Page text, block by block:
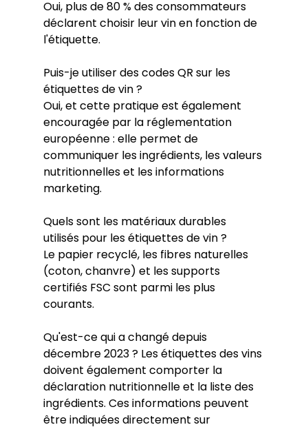
Oui, plus de 80 % des consommateurs
déclarent choisir leur vin en fonction de
l'étiquette.
Puis-je utiliser des codes QR sur les
étiquettes de vin ?
Oui, et cette pratique est également
encouragée par la réglementation
européenne : elle permet de
communiquer les ingrédients, les valeurs
nutritionnelles et les informations
marketing.
Quels sont les matériaux durables
utilisés pour les étiquettes de vin ?
Le papier recyclé, les fibres naturelles
(coton, chanvre) et les supports
certifiés FSC sont parmi les plus
courants.
Qu'est-ce qui a changé depuis
décembre 2023 ? Les étiquettes des vins
doivent également comporter la
déclaration nutritionnelle et la liste des
ingrédients. Ces informations peuvent
être indiquées directement sur